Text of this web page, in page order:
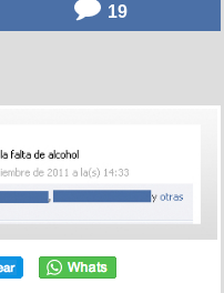
19